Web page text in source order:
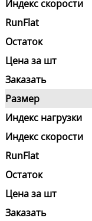
Индекс скорости
RunFlat
Остаток
Цена за шт
Заказать
Размер
Индекс нагрузки
Индекс скорости
RunFlat
Остаток
Цена за шт
Заказать